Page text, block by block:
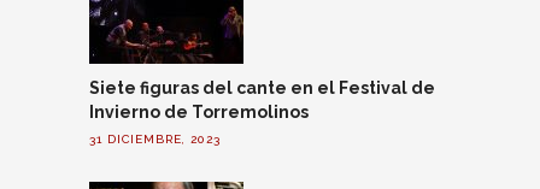
Siete figuras del cante en el Festival de
Invierno de Torremolinos
31 DICIEMBRE, 2023